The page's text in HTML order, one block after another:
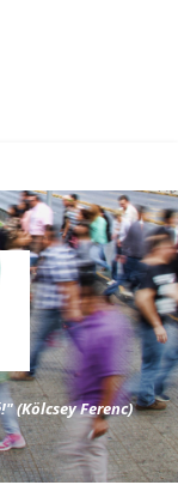
(Kölcsey Ferenc)